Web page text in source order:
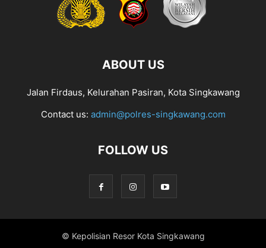
ABOUT US
Jalan Firdaus, Kelurahan Pasiran, Kota Singkawang
Contact us: admin@polres-singkawang.com
FOLLOW US
© Kepolisian Resor Kota Singkawang